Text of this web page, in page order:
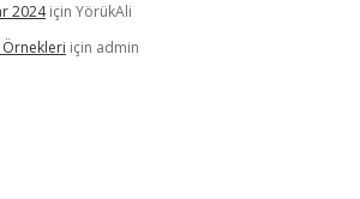
2024için YörükAli
Örnekleri için admin